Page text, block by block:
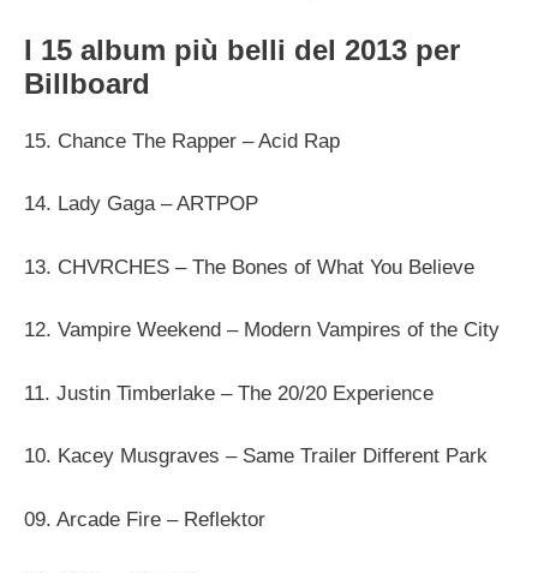
I 15 album più belli del 2013 per
Billboard
15. Chance The Rapper – Acid Rap
14. Lady Gaga – ARTPOP
13. CHVRCHES – The Bones of What You Believe
12. Vampire Weekend – Modern Vampires of the City
11. Justin Timberlake – The 20/20 Experience
10. Kacey Musgraves – Same Trailer Different Park
09. Arcade Fire – Reflektor